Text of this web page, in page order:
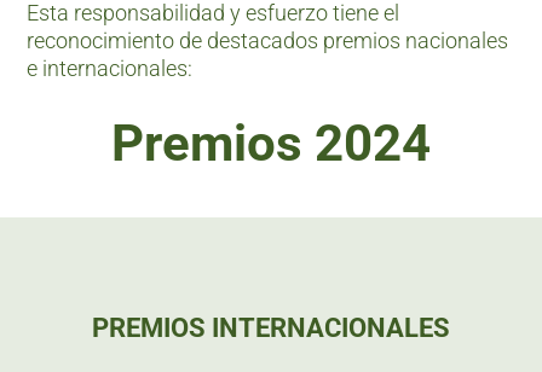
Esta responsabilidad y esfuerzo tiene el
reconocimiento de destacados premios nacionales
e internacionales:
Premios 2024
PREMIOS INTERNACIONALES